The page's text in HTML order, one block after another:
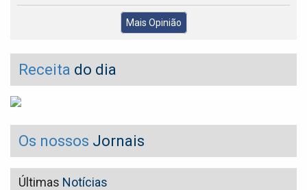
Mais Opinião
Receita do dia
Os nossos Jornais
Últimas Notícias